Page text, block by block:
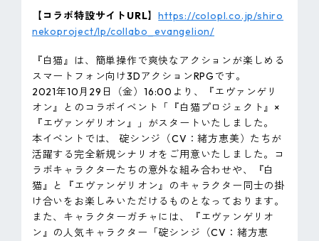
【コラボ特設サイトURL】https://colopl.co.jp/shiro
nekoproject/lp/collabo_evangelion/
『白猫』は、簡単操作で爽快なアクションが楽しめる
スマートフォン向け3DアクションRPGです。
2021年10月29日（金）16:00より、『エヴァンゲリ
オン』とのコラボイベント「『白猫プロジェクト』×
『エヴァンゲリオン』」がスタートいたしました。
本イベントでは、 碇シンジ（CV：緒方恵美）たちが
活躍する完全新規シナリオをご用意いたしました。コ
ラボキャラクターたちの意外な組み合わせや、『白
猫』と『エヴァンゲリオン』のキャラクター同士の掛
け合いをお楽しみいただけるものとなっております。
また、キャラクターガチャには、『エヴァンゲリオ
ン』の人気キャラクター「碇シンジ（CV：緒方恵